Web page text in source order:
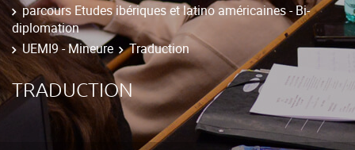
parcours Etudes ibériques et latino américaines - Bi-
diplomation
UEMI9 - Mineure
Traduction
TRADUCTION